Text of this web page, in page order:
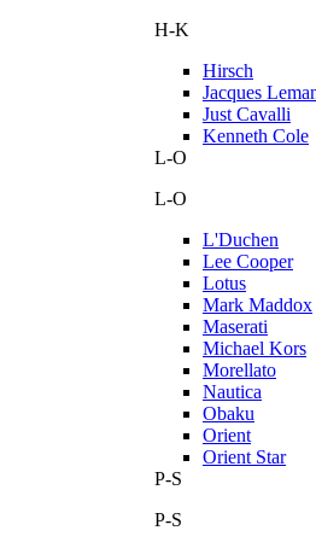
H-K
Hirsch
Jacques
Just Cavalli
Kenneth Cole
L-O
L-O
L'Duchen
Lee Cooper
Lotus
Mark Maddox
Maserati
Michael Kors
Morellato
Nautica
Obaku
Orient
Orient Star
P-S
P-S